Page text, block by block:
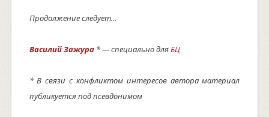
Продолжение следует...
Василий Зажура* — специально дляБЦ
* В связи с конфликтом интересов автора материал
публикуется под псевдонимом